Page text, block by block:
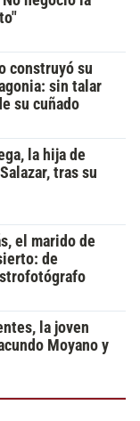
construyó su
sin talar
su cuñado
la hija de
tras su
el marido de
de
la joven
Moyano y